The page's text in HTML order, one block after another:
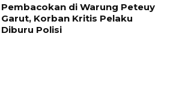
Pembacokan di Warung Peteuy
Garut, Korban Kritis Pelaku
Diburu Polisi